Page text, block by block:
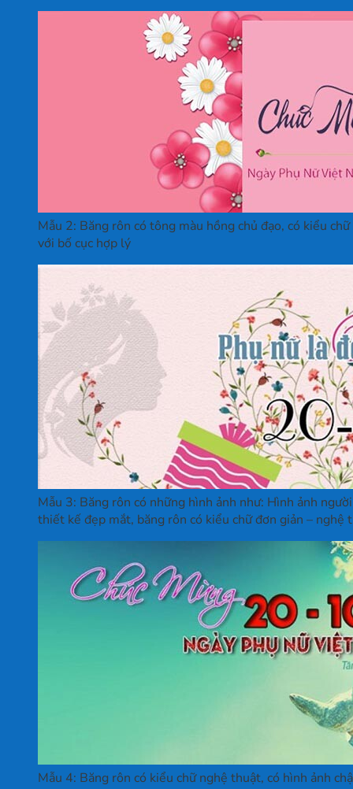
Mẫu 2: Băng rôn có tông màu hồng chủ đạo, có kiểu
với bố cục hợp lý
Mẫu 3: Băng rôn có những hình ảnh như: Hình ảnh
thiết kế đẹp mắt, băng rôn có kiểu chữ đơn giản – nghệ
Mẫu 4: Băng rôn có kiểu chữ nghệ thuật, có hình ảnh